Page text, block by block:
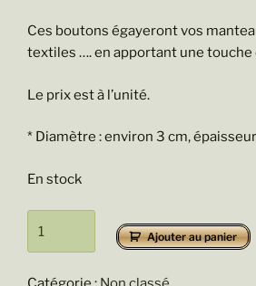
Ces boutons égayeront vos
textiles …. en apportant une touche
Le prix est à l’unité.
* Diamètre : environ 3 cm,
En stock
de
Ajouter au panier